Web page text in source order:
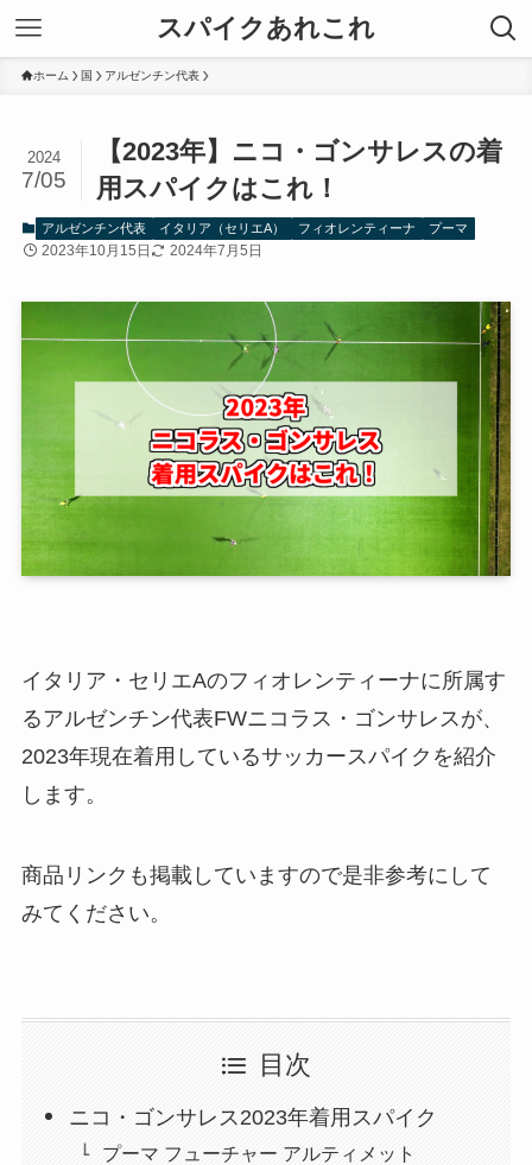
スパイクあれこれ
ホーム 国 アルゼンチン代表
【2023年】ニコ・ゴンサレスの着
用スパイクはこれ！
2024
7/05
アルゼンチン代表 イタリア（セリエA） フィオレンティーナ プーマ
2023年10月15日 2024年7月5日
イタリア・セリエAのフィオレンティーナに所属す
るアルゼンチン代表FWニコラス・ゴンサレスが、
2023年現在着用しているサッカースパイクを紹介
します。
商品リンクも掲載していますので是非参考にして
みてください。
目次
ニコ・ゴンサレス2023年着用スパイク
プーマ フューチャー アルティメット